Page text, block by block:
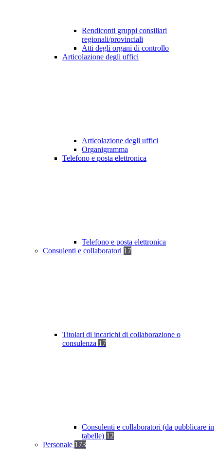
Rendiconti gruppi consiliari
regionali/provinciali
Atti degli organi di controllo
Articolazione degli uffici
Articolazione degli uffici
Organigramma
Telefono e posta elettronica
Telefono e posta elettronica
Consulenti e collaboratori 17
Titolari di incarichi di collaborazione o
consulenza 17
Consulenti e collaboratori (da pubblicare in
tabelle) 12
Personale 173